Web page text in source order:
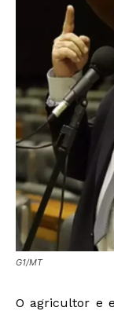
G1/MT
O agricultor e